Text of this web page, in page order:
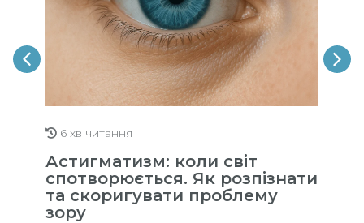
6 хв читання
Астигматизм: коли світ
спотворюється. Як розпізнати
та скоригувати проблему
зору